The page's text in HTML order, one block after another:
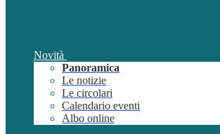
Novità
Panoramica
Le notizie
Le circolari
Calendario eventi
Albo online